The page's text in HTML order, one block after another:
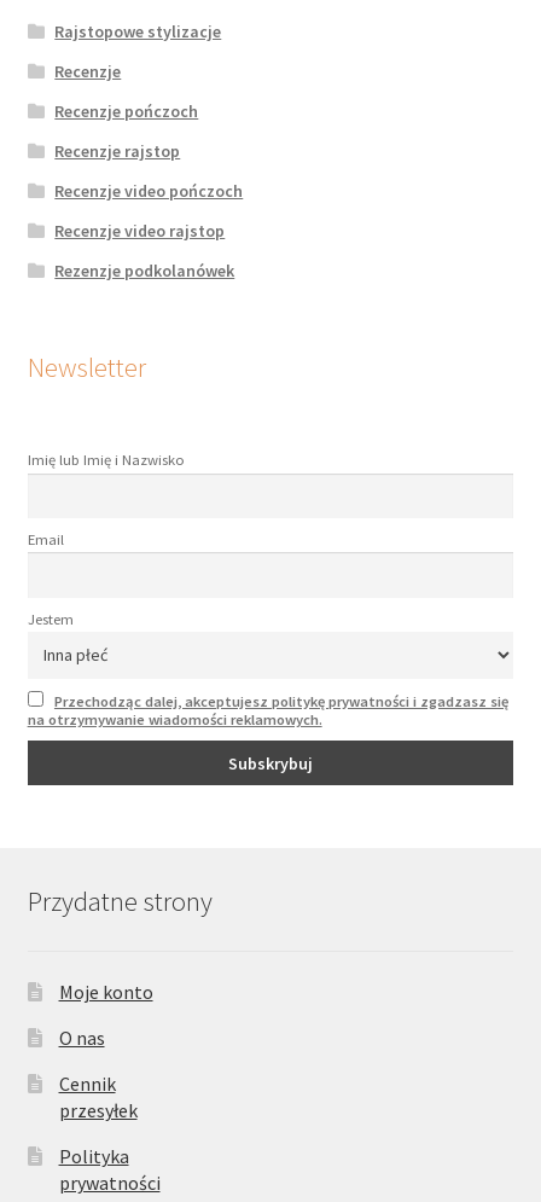
Rajstopowe stylizacje
Recenzje
Recenzje pończoch
Recenzje rajstop
Recenzje video pończoch
Recenzje video rajstop
Rezenzje podkolanówek
Newsletter
Imię lub Imię i Nazwisko
Email
Jestem
Przechodząc dalej, akceptujesz politykę prywatności i zgadzasz się
na otrzymywanie wiadomości reklamowych.
Przydatne strony
Moje konto
O nas
Cennik
przesyłek
Polityka
prywatności